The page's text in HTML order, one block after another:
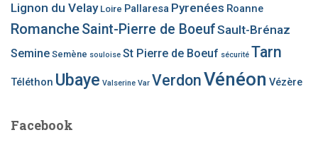
Lignon du Velay Loire Pallaresa Pyrenées Roanne
RomancheSaint-Pierre de BoeufSault-Brénaz
Semine Semène souloise St Pierre de Boeuf sécurité Tarn
Téléthon Ubaye Valserine Var VerdonVénéon Vézère
Facebook